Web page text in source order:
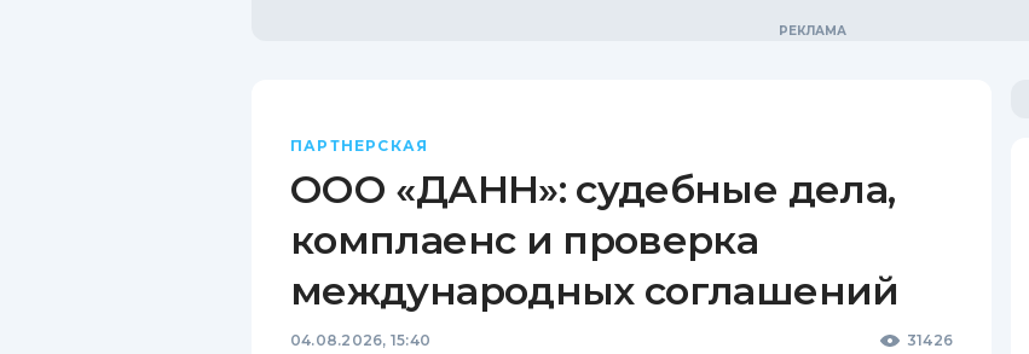
ПАРТНЕРСКАЯ
ООО «ДАНН»: судебные дела,
комплаенс и проверка
международных соглашений
04.08.2026, 15:40 31426